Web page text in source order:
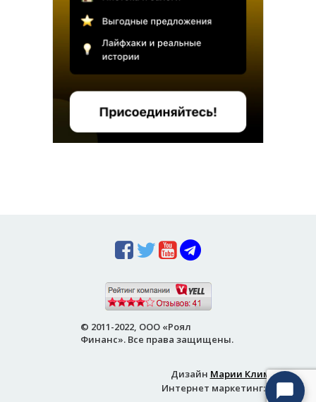
© 2011-2022, ООО «Роял
Финанс». Все права защищены.
Дизайн Марии Климовой
Интернет маркетинг: Ksentra